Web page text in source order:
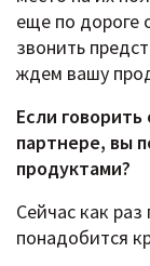
еще по дороге
звонить
ждем вашу
Если
партнере, вы
продуктами?
Сейчас как
понадобится